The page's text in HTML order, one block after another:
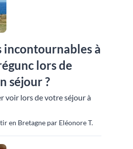
incontournables à
lors de
séjour ?
voir lors de votre séjour à
en Bretagne par Eléonore T.